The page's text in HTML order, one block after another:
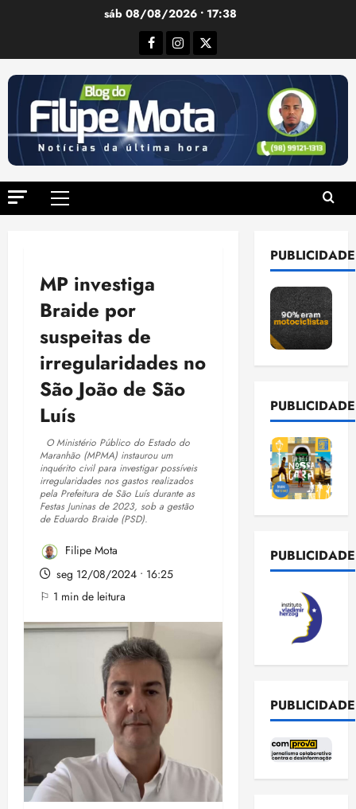
sáb 08/08/2026 • 17:38
Facebook
Instagram
Twitter
Menu
MP investiga
Braide por
suspeitas de
irregularidades no
São João de São
Luís
O Ministério Público do Estado do
Maranhão (MPMA) instaurou um
inquérito civil para investigar possíveis
irregularidades nos gastos realizados
pela Prefeitura de São Luís durante as
Festas Juninas de 2023, sob a gestão
de Eduardo Braide (PSD).
Filipe Mota
seg 12/08/2024 • 16:25
⚐ 1 min de leitura
PUBLICIDADE
PUBLICIDADE
PUBLICIDADE
PUBLICIDADE